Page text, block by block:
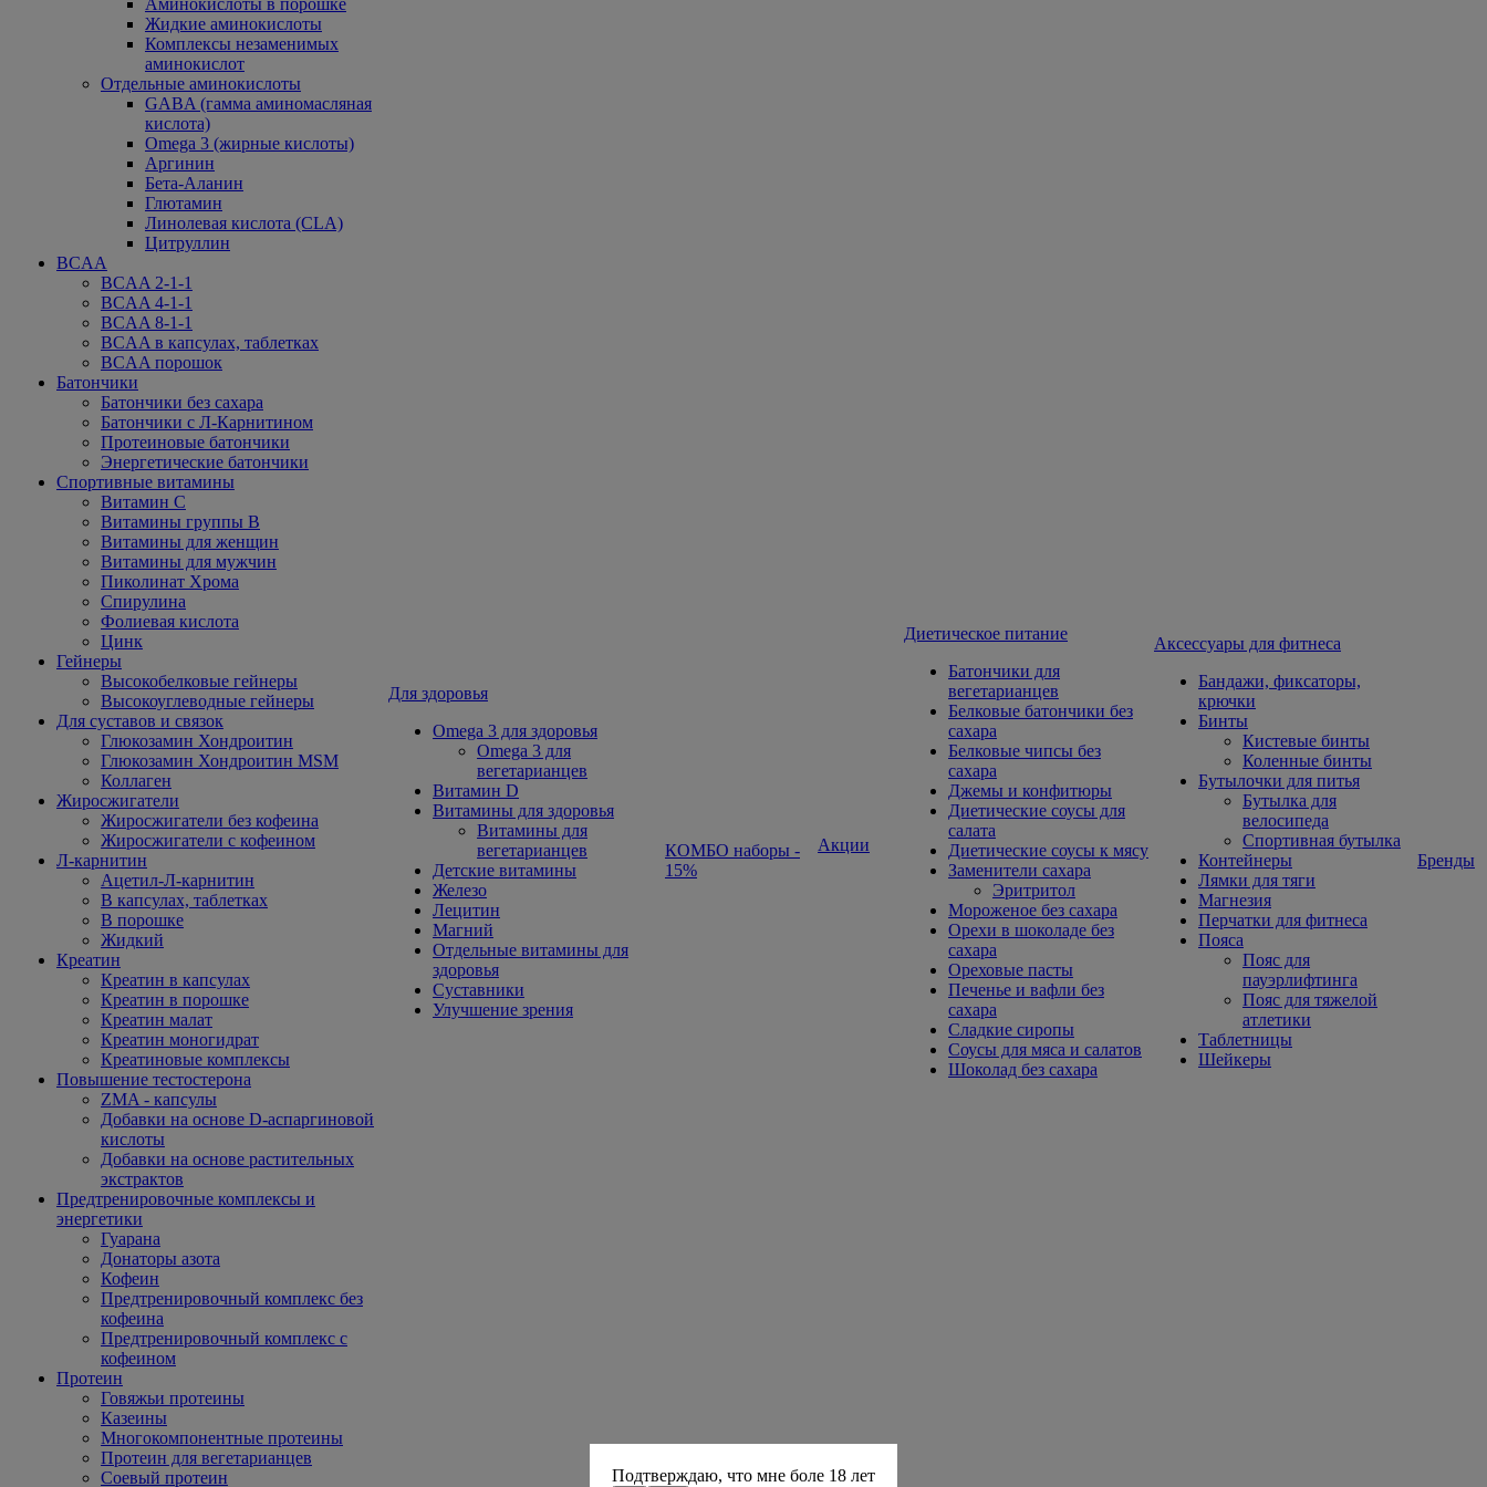
Аминокислоты в порошке
Жидкие аминокислоты
Комплексы незаменимых
аминокислот
Отдельные аминокислоты
GABA (гамма аминомасляная
кислота)
Omega 3 (жирные кислоты)
Аргинин
Бета-Аланин
Глютамин
Линолевая кислота (CLA)
Цитруллин
BCAA
BCAA 2-1-1
BCAA 4-1-1
BCAA 8-1-1
BCAA в капсулах, таблетках
BCAA порошок
Батончики
Батончики без сахара
Батончики с Л-Карнитином
Протеиновые батончики
Энергетические батончики
Спортивные витамины
Витамин С
Витамины группы В
Витамины для женщин
Витамины для мужчин
Пиколинат Хрома
Спирулина
Фолиевая кислота
Цинк
Гейнеры
Высокобелковые гейнеры
Высокоуглеводные гейнеры
Для суставов и связок
Глюкозамин Хондроитин
Глюкозамин Хондроитин MSM
Коллаген
Жиросжигатели
Жиросжигатели без кофеина
Жиросжигатели с кофеином
Л-карнитин
Ацетил-Л-карнитин
В капсулах, таблетках
В порошке
Жидкий
Креатин
Креатин в капсулах
Креатин в порошке
Креатин малат
Креатин моногидрат
Креатиновые комплексы
Повышение тестостерона
ZMA - капсулы
Добавки на основе D-аспаргиновой
кислоты
Добавки на основе растительных
экстрактов
Предтренировочные комплексы и
энергетики
Гуарана
Донаторы азота
Кофеин
Предтренировочный комплекс без
кофеина
Предтренировочный комплекс с
кофеином
Протеин
Говяжьи протеины
Казеины
Многокомпонентные протеины
Протеин для вегетарианцев
Соевый протеин
Для здоровья
Omega 3 для здоровья
Omega 3 для
вегетарианцев
Витамин D
Витамины для здоровья
Витамины для
вегетарианцев
Детские витамины
Железо
Лецитин
Магний
Отдельные витамины для
здоровья
Суставники
Улучшение зрения
КОМБО наборы -
15%
Акции
Диетическое питание
Батончики для
вегетарианцев
Белковые батончики без
сахара
Белковые чипсы без
сахара
Джемы и конфитюры
Диетические соусы для
салата
Диетические соусы к мясу
Заменители сахара
Эритритол
Мороженое без сахара
Орехи в шоколаде без
сахара
Ореховые пасты
Печенье и вафли без
сахара
Сладкие сиропы
Соусы для мяса и салатов
Шоколад без сахара
Aксессуары для фитнеса
Бандажи, фиксаторы,
крючки
Бинты
Кистевые бинты
Коленные бинты
Бутылочки для питья
Бутылка для
велосипеда
Спортивная бутылка
Контейнеры
Лямки для тяги
Магнезия
Перчатки для фитнеса
Пояса
Пояс для
пауэрлифтинга
Пояс для тяжелой
атлетики
Таблетницы
Шейкеры
Бренды
Подтверждаю, что мне боле 18 лет